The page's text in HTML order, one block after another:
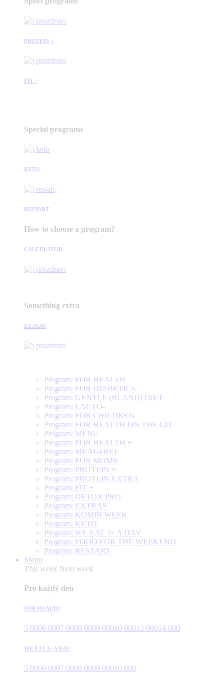
PROTEIN +
FIT +
Special programs
KETO
RESTART
How to choose a program?
CALCULATOR
Something extra
EXTRAS
Program: FOR HEALTH
Program: FOR DIABETICS
Program: GENTLE (BLAND) DIET
Program: LACTO-
Program: FOR CHILDREN
Program: FOR HEALTH ON THE GO
Program: MENU
Program: FOR HEALTH +
Program: MEAT-FREE
Program: FOR MOMS
Program: PROTEIN +
Program: PROTEIN EXTRA
Program: FIT +
Program: DETOX PRO
Program: EXTRAS
Program: KOMBI WEEK
Program: KETO
Program: WE EAT 3× A DAY
Program: FOOD FOR THE WEEKEND
Program: RESTART
Menu
This week Next week
Pro každý den
FOR HEALTH
5 0006 0007 0008 0009 00010 00012 00014 000
WE EAT 3× A DAY
5 0006 0007 0008 0009 00010 000